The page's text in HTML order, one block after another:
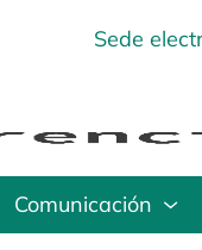
Sede
Comunicación